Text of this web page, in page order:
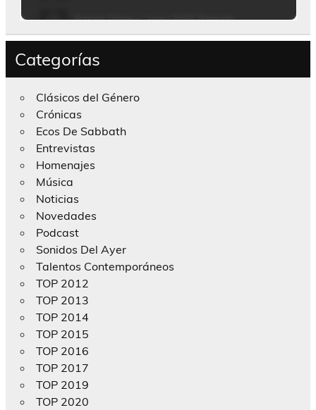
Categorías
Clásicos del Género
Crónicas
Ecos De Sabbath
Entrevistas
Homenajes
Música
Noticias
Novedades
Podcast
Sonidos Del Ayer
Talentos Contemporáneos
TOP 2012
TOP 2013
TOP 2014
TOP 2015
TOP 2016
TOP 2017
TOP 2019
TOP 2020